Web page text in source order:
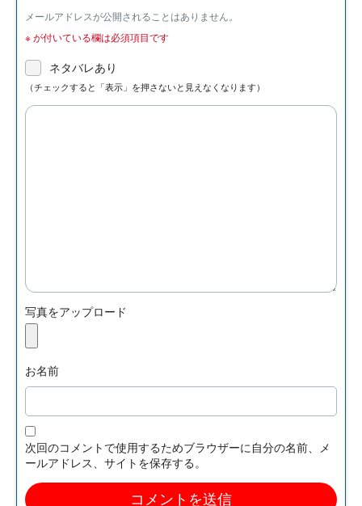
メールアドレスが公開されることはありません。
※が付いている欄は必須項目です
ネタバレあり
（チェックすると「表示」を押さないと見えなくなります）
写真をアップロード
お名前
次回のコメントで使用するためブラウザーに自分の名前、メ
ールアドレス、サイトを保存する。